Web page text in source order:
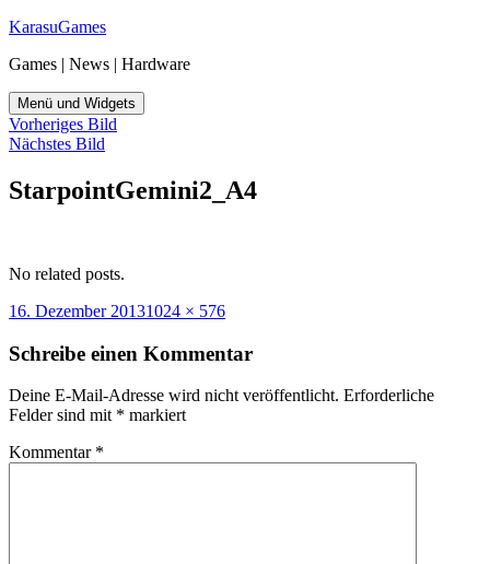
Zum
springen
KarasuGames
Games | News | Hardware
Menü und Widgets
Vorheriges Bild
Nächstes Bild
StarpointGemini2_A4
No related posts.
Veröffentlicht
16. Dezember 2013Originalgröße
1024 × 576
Schreibe einen Kommentar
Deine E-Mail-Adresse wird nicht veröffentlicht. Erforderliche
Felder sind mit * markiert
Kommentar *